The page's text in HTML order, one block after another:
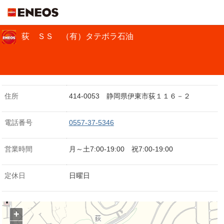
荻 ＳＳ （有）タテボラ石油
住所 414-0053 静岡県伊東市荻１１６－２
電話番号 0557-37-5346
営業時間 月～土7:00-19:00 祝7:00-19:00
定休日 日曜日
+